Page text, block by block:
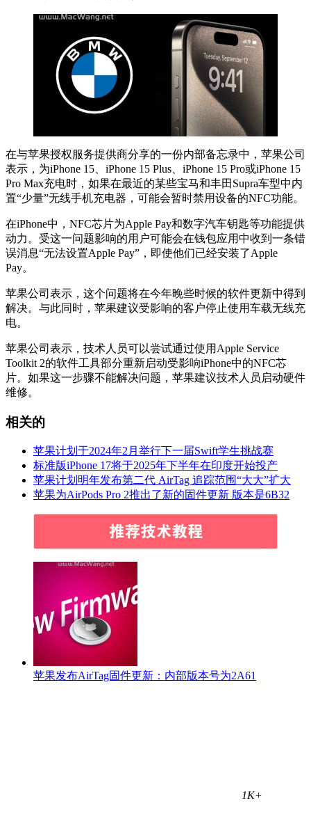
在与苹果授权服务提供商分享的一份内部备忘录中，苹果公司
表示，为iPhone 15、iPhone 15 Plus、iPhone 15 Pro或iPhone 15
Pro Max充电时，如果在最近的某些宝马和丰田Supra车型中内
置“少量”无线手机充电器，可能会暂时禁用设备的NFC功能。
在iPhone中，NFC芯片为Apple Pay和数字汽车钥匙等功能提供
动力。受这一问题影响的用户可能会在钱包应用中收到一条错
误消息“无法设置Apple Pay”，即使他们已经安装了Apple
Pay。
苹果公司表示，这个问题将在今年晚些时候的软件更新中得到
解决。与此同时，苹果建议受影响的客户停止使用车载无线充
电。
苹果公司表示，技术人员可以尝试通过使用Apple Service
Toolkit 2的软件工具部分重新启动受影响iPhone中的NFC芯
片。如果这一步骤不能解决问题，苹果建议技术人员启动硬件
维修。
相关的
苹果计划于2024年2月举行下一届Swift学生挑战赛
标准版iPhone 17将于2025年下半年在印度开始投产
苹果计划明年发布第二代 AirTag 追踪范围“大大”扩大
苹果为AirPods Pro 2推出了新的固件更新 版本是6B32
苹果发布AirTag固件更新：内部版本号为2A61
1K+